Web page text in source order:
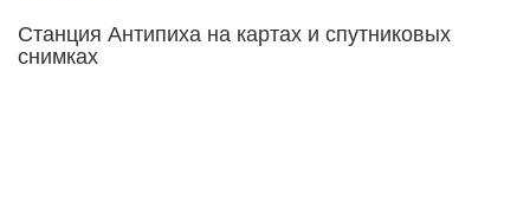
Станция Антипиха на картах и спутниковых
снимках